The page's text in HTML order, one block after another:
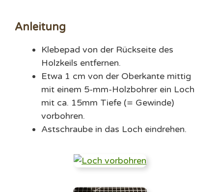
Anleitung
Klebepad von der Rückseite des
Holzkeils entfernen.
Etwa 1 cm von der Oberkante mittig
mit einem 5-mm-Holzbohrer ein Loch
mit ca. 15mm Tiefe (= Gewinde)
vorbohren.
Astschraube in das Loch eindrehen.